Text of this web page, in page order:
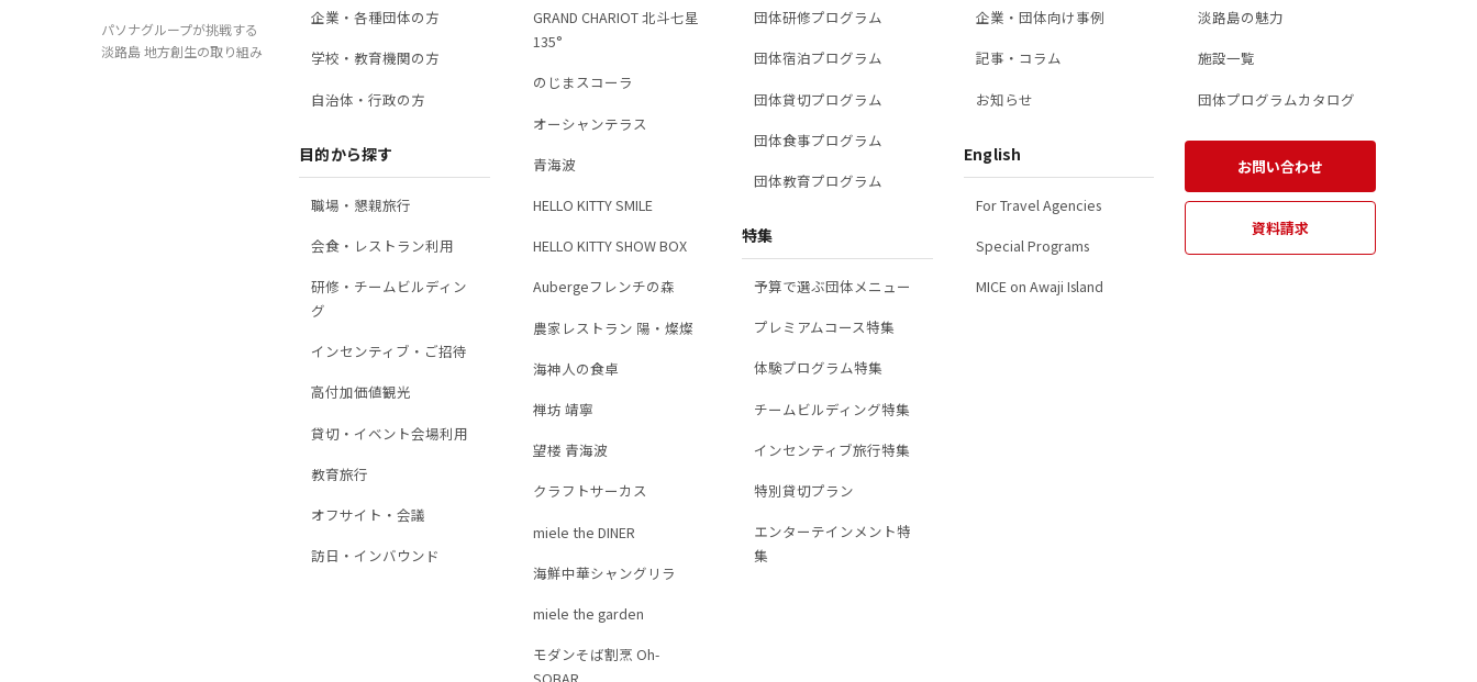
４．個人データの第三者への提供について
５．個人データの外部委託について
６．個人データの共同利用について
７．統計処理されたデータの利用
本４～７の項目については、当社が別途公表しておりますプライバシーポリシーの同項目のとおり取扱います。
８．個人情報の任意性について
個人情報を提供していただくことは任意によるもので、何ら強制するものではありません。ただし、個人情報を提供いただけない場
合には、利用目的に記載された本サービスをご利用できないことをご了承ください。
９．本人が容易に認識できない方法による個人関連情報の取得
本サービスにおける当該ウェブサイトでは、ご提供する情報やサービスを充実し、より便利に利用していただく等のために、クッ
キー(Cookie)および閲覧履歴といった情報(以下「個人関連情報」といいます)を使用する場合があります。当社は、第三者が運営する
で利用する場合には、予めご本人の同意を得ることとします。
パソナグループが挑戦する
淡路島 地方創生の取り組み
企業・各種団体の方
学校・教育機関の方
自治体・行政の方
目的から探す
職場・懇親旅行
会食・レストラン利用
研修・チームビルディン
グ
インセンティブ・ご招待
高付加価値観光
貸切・イベント会場利用
教育旅行
オフサイト・会議
訪日・インバウンド
GRAND CHARIOT 北斗七星
135°
のじまスコーラ
オーシャンテラス
青海波
HELLO KITTY SMILE
HELLO KITTY SHOW BOX
Aubergeフレンチの森
農家レストラン 陽・燦燦
海神人の食卓
禅坊 靖寧
望楼 青海波
クラフトサーカス
miele the DINER
海鮮中華シャングリラ
miele the garden
モダンそば割烹 Oh-
団体研修プログラム
団体宿泊プログラム
団体貸切プログラム
団体食事プログラム
団体教育プログラム
特集
予算で選ぶ団体メニュー
プレミアムコース特集
体験プログラム特集
チームビルディング特集
インセンティブ旅行特集
特別貸切プラン
エンターテインメント特
集
企業・団体向け事例
記事・コラム
お知らせ
English
For Travel Agencies
Special Programs
MICE on Awaji Island
淡路島の魅力
施設一覧
団体プログラムカタログ
お問い合わせ
資料請求